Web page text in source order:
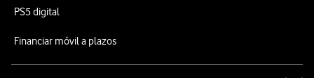
PS5 digital
Financiar móvil a plazos